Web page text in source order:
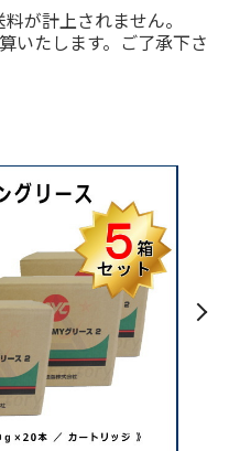
が計上されません。
いたします。ご了承下さ